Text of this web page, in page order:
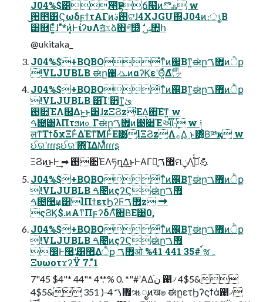
J04%$͸೥Ҏདྷճ໨ͷొஃ w
͜͜਺೥͸ϚωδϝϯτΑΓͷ࢓ࣄ͕ଟ͘ɺ4XJGU΍J04ͷ։ൃ͔Β
͸཭Ε͍͕ͯͨɺ"*ͷ͓͔͛ͰίʔυΛॻ͘ػձ΋গ͠໭͖ͬͯͨ ࣗݾ঺հ
@ukitaka_
J04%$+BQBO͋ͳͨͷ஌Βͳ͍ಈը޿ࠂͷੈք
!VLJUBLB ಈը഑৴ܥͷαʔϏεʹؔΘ͍ͬͯΔํ🖐
J04%$+BQBO͋ͳͨͷ஌Βͳ͍ಈը޿ࠂͷੈք
!VLJUBLB ͸͡Ίʹ੾࣮ͳ͓ئ͍
࢓૊ΈΛ஌Δͱ͍͏͜ͱ͸ɺzΞϨz͕ͭ͘ΕΔ͔΋͠Εͳ͍ w
ࠓ೔͸λΠτϧͷ௨Γಈը޿ࠂͷ࢓૊Έઆ໌͠·͢ w ༏
लͳΤϯδχΞͰ͋ΔΈͳ͞ΜͰ͋Ε͹lΞϨzΛ࡞Δ͜ ͱ͸͓ͦΒ͘༰қ w
ઈରʹɾɾɾʂઈରʹ΍ΊΔΜͩͧɾɾɾʂ
ΞϨͷ͜ͱͰ͢ ➡︎ ࢓૊ΈΛཧղ͢Δ͜ͱͰΑΓྑ͍޿ࠂମݧΛ࡞͍ͬͯ͜͏💪
J04%$+BQBO͋ͳͨͷ஌Βͳ͍ಈը޿ࠂͷੈք
!VLJUBLB ࠓ೔ͷςʔϚಈը޿ࠂ
ࠓ೔࿩͢ͷ͸lΠϯετϦʔϜ޿ࠂz ➡︎
ςϨϏ$.ͷΑ͏ͳΠϝʔδΛͯ͠΋Β͑Ε͹0,
J04%$+BQBO͋ͳͨͷ஌Βͳ͍ಈը޿ࠂͷੈք
!VLJUBLB ࠓ೔ͷςʔϚಈը޿ࠂ
෼Ͱ࿩͢ʹ͸޿͗͢Δੈք ޿ࠂओ %41 441 35# ์ૹہ
ΞυωοτϫʔΫ 7."1
7"45 $4"* 44"* 4*.*% 0. *"#ʹΑΔن֨ ഑৴ 4$5&
4$5& 351 )-4 ޿ࠂૠೖͷख๏ ಈըετϦʔϛϯά഑৴